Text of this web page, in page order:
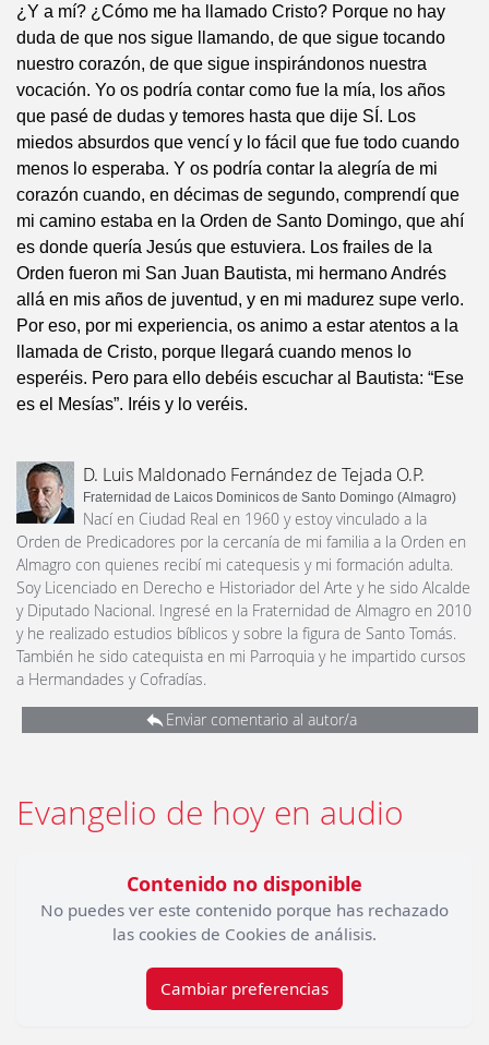
¿Y a mí? ¿Cómo me ha llamado Cristo? Porque no hay
duda de que nos sigue llamando, de que sigue tocando
nuestro corazón, de que sigue inspirándonos nuestra
vocación. Yo os podría contar como fue la mía, los años
que pasé de dudas y temores hasta que dije SÍ. Los
miedos absurdos que vencí y lo fácil que fue todo cuando
menos lo esperaba. Y os podría contar la alegría de mi
corazón cuando, en décimas de segundo, comprendí que
mi camino estaba en la Orden de Santo Domingo, que ahí
es donde quería Jesús que estuviera. Los frailes de la
Orden fueron mi San Juan Bautista, mi hermano Andrés
allá en mis años de juventud, y en mi madurez supe verlo.
Por eso, por mi experiencia, os animo a estar atentos a la
llamada de Cristo, porque llegará cuando menos lo
esperéis. Pero para ello debéis escuchar al Bautista: “Ese
es el Mesías”. Iréis y lo veréis.
D. Luis Maldonado Fernández de Tejada O.P.
Fraternidad de Laicos Dominicos de Santo Domingo (Almagro)
Nací en Ciudad Real en 1960 y estoy vinculado a la
Orden de Predicadores por la cercanía de mi familia a la Orden en
Almagro con quienes recibí mi catequesis y mi formación adulta.
Soy Licenciado en Derecho e Historiador del Arte y he sido Alcalde
y Diputado Nacional. Ingresé en la Fraternidad de Almagro en 2010
y he realizado estudios bíblicos y sobre la figura de Santo Tomás.
También he sido catequista en mi Parroquia y he impartido cursos
a Hermandades y Cofradías.
Enviar comentario al autor/a
Evangelio de hoy en audio
Contenido no disponible
No puedes ver este contenido porque has rechazado
las cookies de Cookies de análisis.
Cambiar preferencias